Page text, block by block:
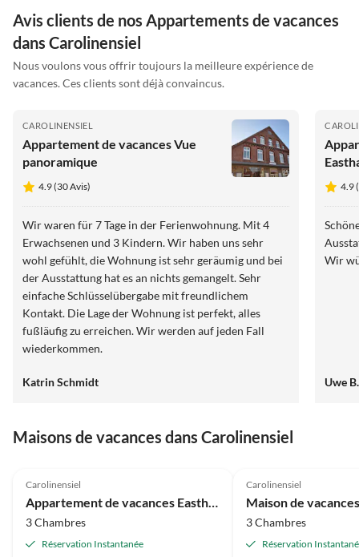
Avis clients de nos Appartements de vacances
dans Carolinensiel
Nous voulons vous offrir toujours la meilleure expérience de
vacances. Ces clients sont déjà convaincus.
CAROLINENSIEL
Appartement de vacances Vue
panoramique
4.9 (30 Avis)
Wir waren für 7 Tage in der Ferienwohnung. Mit 4
Erwachsenen und 3 Kindern. Wir haben uns sehr
wohl gefühlt, die Wohnung ist sehr geräumig und bei
der Ausstattung hat es an nichts gemangelt. Sehr
einfache Schlüsselübergabe mit freundlichem
Kontakt. Die Lage der Wohnung ist perfekt, alles
fußläufig zu erreichen. Wir werden auf jeden Fall
wiederkommen.
Katrin Schmidt
4.9
Wir
Uwe B.
Maisons de vacances dans Carolinensiel
Carolinensiel
Appartement de vacances Eastharbour 4
3 Chambres
Réservation Instantanée
Carolinensiel
Maison de
3 Chambres
Réservation